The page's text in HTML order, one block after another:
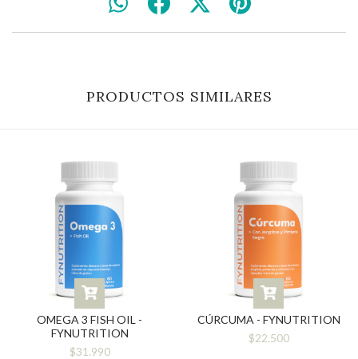
PRODUCTOS SIMILARES
OMEGA 3 FISH OIL -
FYNUTRITION
$31.990
CÚRCUMA - FYNUTRITION
$22.500